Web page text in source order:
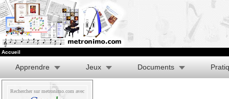
Accueil
Apprendre Jeux Documents
Rechercher sur metronimo.com avec